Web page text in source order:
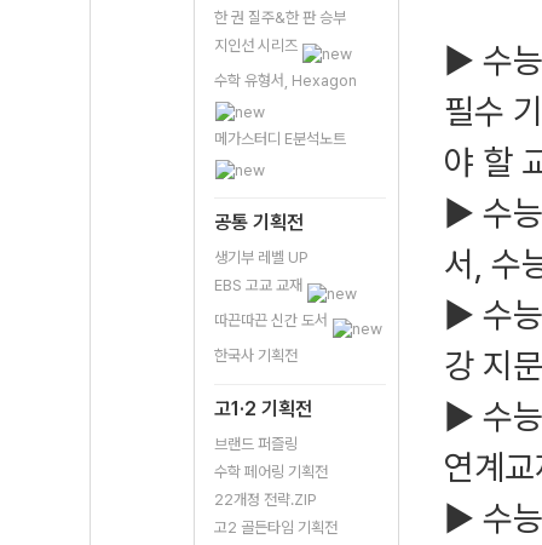
한 권 질주&한 판 승부
지인선 시리즈
수학 유형서, Hexagon
메가스터디 E분석노트
공통 기획전
생기부 레벨 UP
EBS 고교 교재
따끈따끈 신간 도서
한국사 기획전
고1·2 기획전
브랜드 퍼즐링
수학 페어링 기획전
22개정 전략.ZIP
고2 골든타임 기획전
▶ 수
필수
야 할
▶ 수
서, 수
▶ 수
강 지
▶ 수
연계
▶ 수